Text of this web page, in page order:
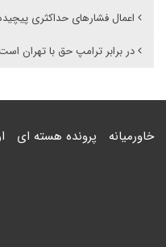
اعمال فشارهای حداکثری
در برابر ترامپ حق با تهران است
خاورمیانه پرونده هسته ای